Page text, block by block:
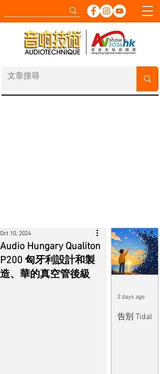
Audio Hungary Qualiton
P200 匈牙利設計和製
造、華的真空管後級
Oct 10, 2024
告別 Tidal
2 days ago